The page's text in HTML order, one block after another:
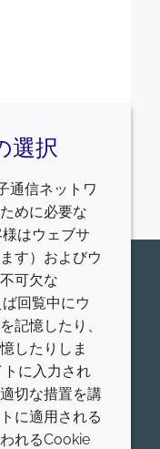
合わせくだ
する、ヒトおよび
ュバント、高機能
しております。
選択
通信ネットワ
めに必要な
はウェブサ
す）およびウ
可欠な
回覧中にウ
記憶したり、
したりしま
に入力され
切な措置を講
に適用される
れるCookie